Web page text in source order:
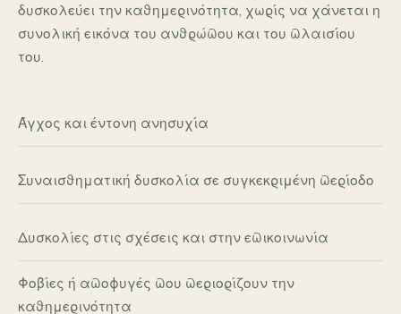
δυσκολεύει την καθημερινότητα, χωρίς να χάνεται η
συνολική εικόνα του ανθρώπου και του πλαισίου
του.
Άγχος και έντονη ανησυχία
Συναισθηματική δυσκολία σε συγκεκριμένη περίοδο
Δυσκολίες στις σχέσεις και στην επικοινωνία
Φοβίες ή αποφυγές που περιορίζουν την
καθημερινότητα